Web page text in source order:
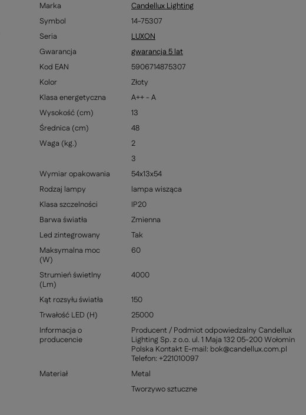
Marka
Candellux Lighting
Symbol
14-75307
Seria
LUXON
Gwarancja
gwarancja 5 lat
Kod EAN
5906714875307
Kolor
Złoty
Klasa energetyczna
A++ - A
Wysokość (cm)
13
Średnica (cm)
48
Waga (kg.)
2
3
Wymiar opakowania
54x13x54
Rodzaj lampy
lampa wisząca
Klasa szczelności
IP20
Barwa światła
Zmienna
Led zintegrowany
Tak
Maksymalna moc
(W)
60
Strumień świetlny
(Lm)
4000
Kąt rozsyłu światła
150
Trwałość LED (H)
25000
Informacja o
producencie
Producent / Podmiot odpowiedzalny Candellux
Lighting Sp. z o.o. ul. 1 Maja 132 05-200 Wołomin
Polska Kontakt E-mail: bok@candellux.com.pl
Telefon: +221010097
Materiał
Metal
Tworzywo sztuczne